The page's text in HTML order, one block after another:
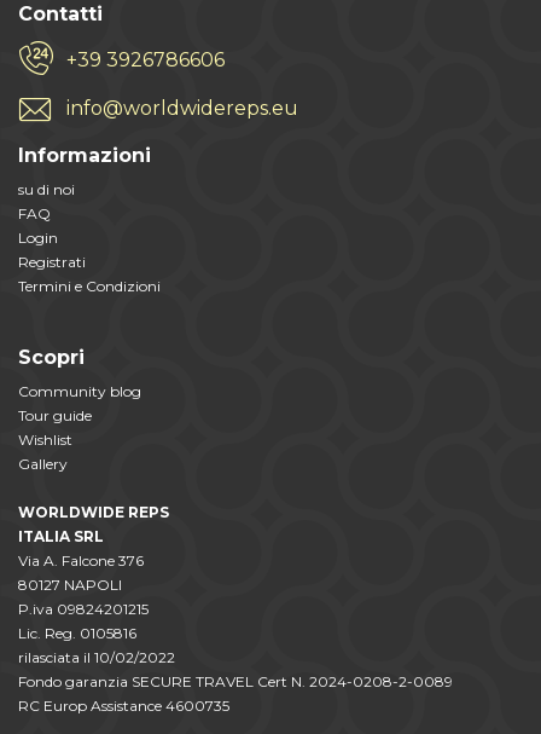
Contatti
+39 3926786606
info@worldwidereps.eu
Informazioni
su di noi
FAQ
Login
Registrati
Termini e Condizioni
Scopri
Community blog
Tour guide
Wishlist
Gallery
WORLDWIDE REPS
ITALIA SRL
Via A. Falcone 376
80127 NAPOLI
P.iva 09824201215
Lic. Reg. 0105816
rilasciata il 10/02/2022
Fondo garanzia SECURE TRAVEL Cert N. 2024-0208-2-0089
RC Europ Assistance 4600735